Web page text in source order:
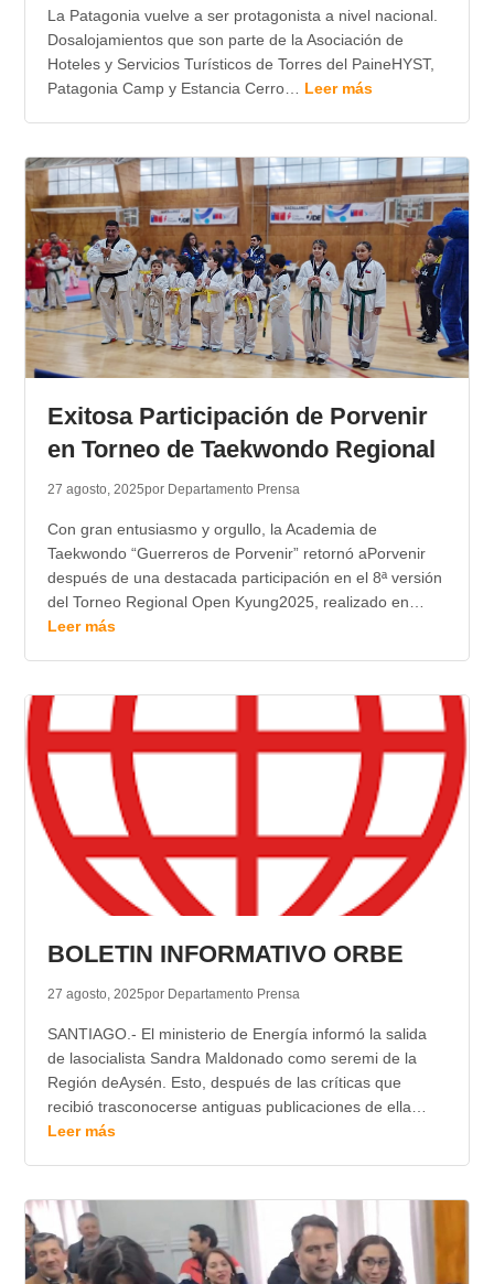
La Patagonia vuelve a ser protagonista a nivel nacional.
Dosalojamientos que son parte de la Asociación de
Hoteles y Servicios Turísticos de Torres del PaineHYST,
Patagonia Camp y Estancia Cerro… Leer más
Exitosa Participación de Porvenir
en Torneo de Taekwondo Regional
27 agosto, 2025por Departamento Prensa
Con gran entusiasmo y orgullo, la Academia de
Taekwondo “Guerreros de Porvenir” retornó aPorvenir
después de una destacada participación en el 8ª versión
del Torneo Regional Open Kyung2025, realizado en…
Leer más
BOLETIN INFORMATIVO ORBE
27 agosto, 2025por Departamento Prensa
SANTIAGO.- El ministerio de Energía informó la salida
de lasocialista Sandra Maldonado como seremi de la
Región deAysén. Esto, después de las críticas que
recibió trasconocerse antiguas publicaciones de ella…
Leer más